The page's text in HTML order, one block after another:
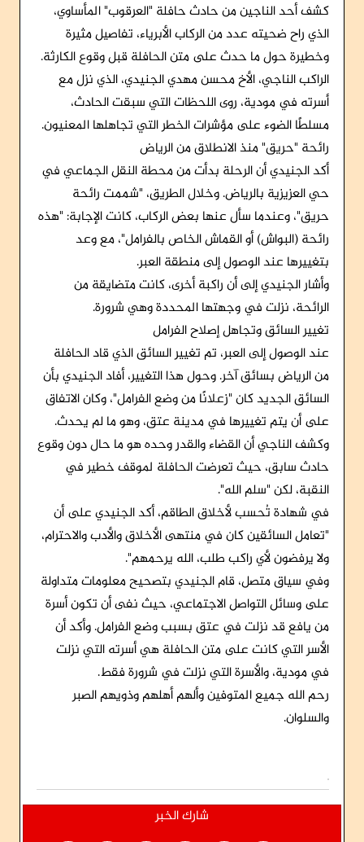
كشف أحد الناجين من حادث حافلة "العرقوب" المأساوي،
الذي راح ضحيته عدد من الركاب الأبرياء، تفاصيل مثيرة
وخطيرة حول ما حدث على متن الحافلة قبل وقوع الكارثة.
الراكب الناجي، الأخ محسن مهدي الجنيدي، الذي نزل مع
أسرته في مودية، روى اللحظات التي سبقت الحادث،
مسلطًا الضوء على مؤشرات الخطر التي تجاهلها المعنيون.
رائحة "حريق" منذ الانطلاق من الرياض
أكد الجنيدي أن الرحلة بدأت من محطة النقل الجماعي في
حي العزيزية بالرياض. وخلال الطريق، "شممت رائحة
حريق"، وعندما سأل عنها بعض الركاب، كانت الإجابة: "هذه
رائحة (البواش) أو القماش الخاص بالفرامل"، مع وعد
بتغييرها عند الوصول إلى منطقة العبر.
وأشار الجنيدي إلى أن راكبة أخرى، كانت متضايقة من
الرائحة، نزلت في وجهتها المحددة وهي شرورة.
تغيير السائق وتجاهل إصلاح الفرامل
عند الوصول إلى العبر، تم تغيير السائق الذي قاد الحافلة
من الرياض بسائق آخر. وحول هذا التغيير، أفاد الجنيدي بأن
السائق الجديد كان "زعلانًا من وضع الفرامل"، وكان الاتفاق
على أن يتم تغييرها في مدينة عتق، وهو ما لم يحدث.
وكشف الناجي أن القضاء والقدر وحده هو ما حال دون وقوع
حادث سابق، حيث تعرضت الحافلة لموقف خطير في
النقبة، لكن "سلم الله".
في شهادة تُحسب لأخلاق الطاقم، أكد الجنيدي على أن
"تعامل السائقين كان في منتهى الأخلاق والأدب والاحترام،
ولا يرفضون لأي راكب طلب، الله يرحمهم".
وفي سياق متصل، قام الجنيدي بتصحيح معلومات متداولة
على وسائل التواصل الاجتماعي، حيث نفى أن تكون أسرة
من يافع قد نزلت في عتق بسبب وضع الفرامل. وأكد أن
الأسر التي كانت على متن الحافلة هي أسرته التي نزلت
في مودية، والأسرة التي نزلت في شرورة فقط.
رحم الله جميع المتوفين وألهم أهلهم وذويهم الصبر
والسلوان.
شارك الخبر